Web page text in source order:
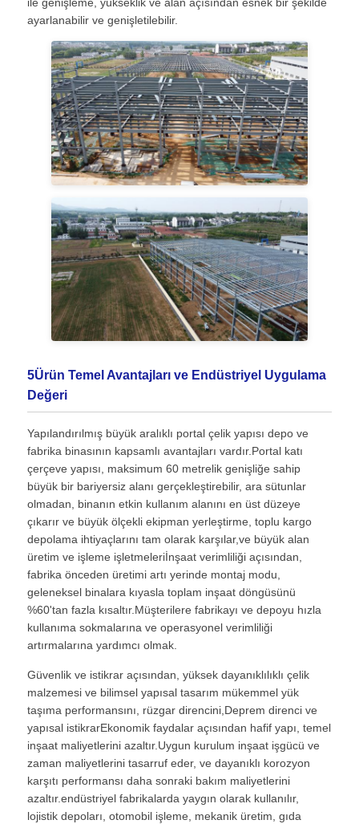
ayarlanabilir ve genişletilebilir.
5Ürün Temel Avantajları ve Endüstriyel Uygulama
Değeri
Yapılandırılmış büyük aralıklı portal çelik yapısı depo ve
fabrika binasının kapsamlı avantajları vardır.Portal katı
çerçeve yapısı, maksimum 60 metrelik genişliğe sahip
büyük bir bariyersiz alanı gerçekleştirebilir, ara sütunlar
olmadan, binanın etkin kullanım alanını en üst düzeye
çıkarır ve büyük ölçekli ekipman yerleştirme, toplu kargo
depolama ihtiyaçlarını tam olarak karşılar,ve büyük alan
üretim ve işleme işletmeleriİnşaat verimliliği açısından,
fabrika önceden üretimi artı yerinde montaj modu,
geleneksel binalara kıyasla toplam inşaat döngüsünü
%60'tan fazla kısaltır.Müşterilere fabrikayı ve depoyu hızla
kullanıma sokmalarına ve operasyonel verimliliği
artırmalarına yardımcı olmak.
Güvenlik ve istikrar açısından, yüksek dayanıklılıklı çelik
malzemesi ve bilimsel yapısal tasarım mükemmel yük
taşıma performansını, rüzgar direncini,Deprem direnci ve
yapısal istikrarEkonomik faydalar açısından hafif yapı, temel
inşaat maliyetlerini azaltır.Uygun kurulum inşaat işgücü ve
zaman maliyetlerini tasarruf eder, ve dayanıklı korozyon
karşıtı performansı daha sonraki bakım maliyetlerini
azaltır.endüstriyel fabrikalarda yaygın olarak kullanılır,
lojistik depoları, otomobil işleme, mekanik üretim, gıda